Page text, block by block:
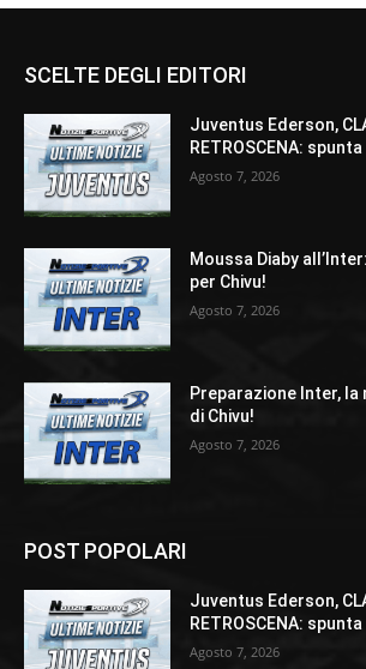
SCELTE DEGLI EDITORI
Juventus Ederson,
RETROSCENA:
Agosto 7, 2026
Moussa Diaby
per Chivu!
Agosto 7, 2026
Preparazione Inter,
di Chivu!
Agosto 7, 2026
POST POPOLARI
Juventus Ederson,
RETROSCENA:
Agosto 7, 2026